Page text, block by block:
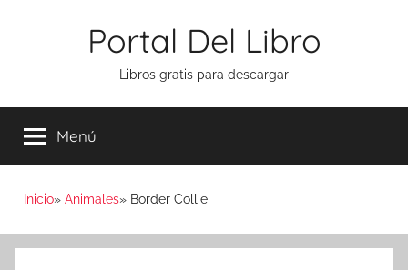
Portal Del Libro
Libros gratis para descargar
Menú
Inicio Animales Border Collie